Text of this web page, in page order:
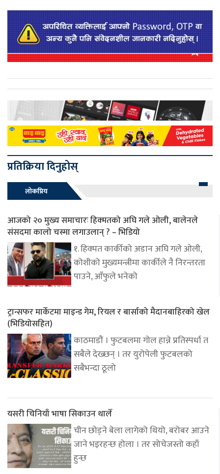
प्रतिक्रिया दिनुहोस्
लोकप्रिय
आजको २० मुख्य समाचारः हिक्मतको अघि गले ओली, बालेनले
संसदमा कालो चस्मा लगाउलान् ? – भिडियो
१. हिक्मत कार्कीको अडान अघि गले ओली,
कोशीको मुख्यमन्त्रीमा कार्कीले नै निरन्तरता
पाउने, आँफुले भनेको
ट्रान्सफर मार्केटमा माइन्ड गेम, रियल र बार्साको मैदानबाहिरको खेल
(भिडियोसहित)
काठमाडौं । फुटबलमा गोल हान्ने प्रतिस्पर्धा त
सबैले देख्छन् । तर युरोपेली फुटबलको
सबैभन्दा ठूलो
यसरी चिनियाँ भाषा सिकाउन थालेँ
चीन छोड्ने बेला लागेको थियो, बरोबर आउने
जाने भइरहन्छ होला । तर सोचेजस्तो कहाँ
हुन्छ